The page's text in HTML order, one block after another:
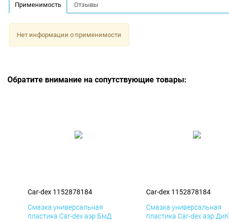
Применимость Отзывы
Нет информации о применимости
Обратите внимание на сопутствующие товары:
Car-dex 1152878184
Смазка универсальная
пластика Car-dex аэр БмД
Car-dex 1152878184
Смазка универсальная
пластика Car-dex аэр ДиК